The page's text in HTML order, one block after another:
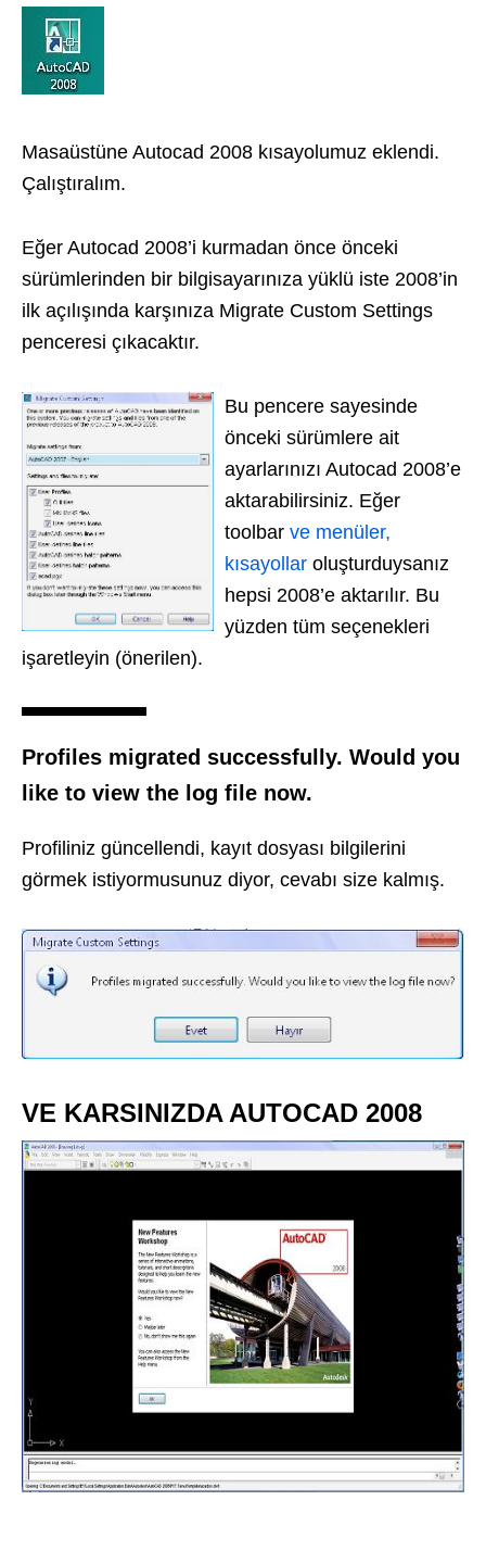
Masaüstüne Autocad 2008 kısayolumuz eklendi.
Çalıştıralım.
Eğer Autocad 2008’i kurmadan önce önceki
sürümlerinden bir bilgisayarınıza yüklü iste 2008’in
ilk açılışında karşınıza Migrate Custom Settings
penceresi çıkacaktır.
Bu pencere sayesinde
önceki sürümlere ait
ayarlarınızı Autocad 2008’e
aktarabilirsiniz. Eğer
toolbar ve menüler,
kısayollar oluşturduysanız
hepsi 2008’e aktarılır. Bu
yüzden tüm seçenekleri
işaretleyin (önerilen).
Profiles migrated successfully. Would you
like to view the log file now.
Profiliniz güncellendi, kayıt dosyası bilgilerini
görmek istiyormusunuz diyor, cevabı size kalmış.
VE KARSINIZDA AUTOCAD 2008